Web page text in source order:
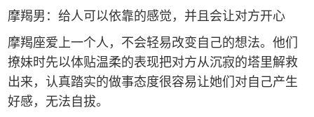
摩羯男：给人可以依靠的感觉，并且会让对方开心
摩羯座爱上一个人，不会轻易改变自己的想法。他们
撩妹时先以体贴温柔的表现把对方从沉寂的塔里解救
出来，认真踏实的做事态度很容易让她们对自己产生
好感，无法自拔。